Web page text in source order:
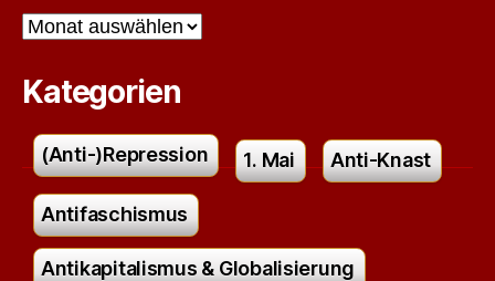
Archiv
Kategorien
(Anti-)Repression 1. Mai Anti-Knast
Antifaschismus
Antikapitalismus & Globalisierung